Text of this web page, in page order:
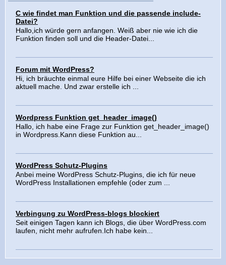
C wie findet man Funktion und die passende include-
Datei?
Hallo,ich würde gern anfangen. Weiß aber nie wie ich die
Funktion finden soll und die Header-Datei...
Forum mit WordPress?
Hi, ich bräuchte einmal eure Hilfe bei einer Webseite die ich
aktuell mache. Und zwar erstelle ich ...
Wordpress Funktion get_header_image()
Hallo, ich habe eine Frage zur Funktion get_header_image()
in Wordpress.Kann diese Funktion au...
WordPress Schutz-Plugins
Anbei meine WordPress Schutz-Plugins, die ich für neue
WordPress Installationen empfehle (oder zum ...
Verbingung zu WordPress-blogs blockiert
Seit einigen Tagen kann ich Blogs, die über WordPress.com
laufen, nicht mehr aufrufen.Ich habe kein...